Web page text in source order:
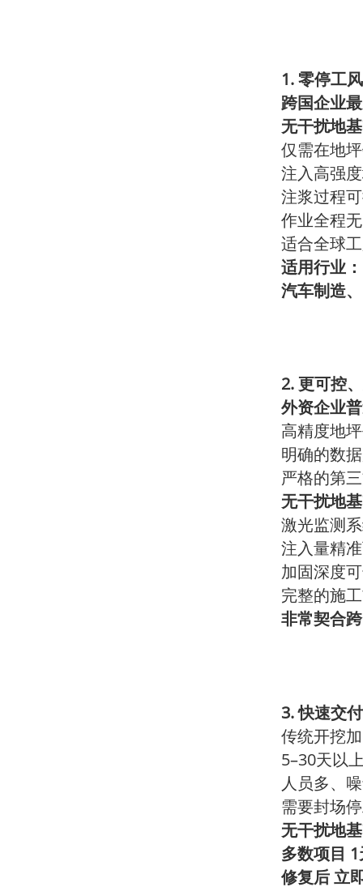
1. 零停工
跨国企业
无干扰地
仅需在地
注入高强
注浆过程
作业全程
适合全球
适用行业：
汽车制造
2. 更可控
外资企业
高精度地
明确的数
严格的第
无干扰地
激光监测
注入量精
加固深度
完整的施
非常契合
3.快速交付
传统开挖
5–30天以
人员多、
需要封场
无干扰地
多数项目 1
修复后 立